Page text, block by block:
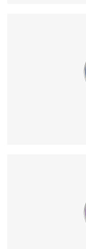
BIJOUMONTRE
certains des
portée de votre
dans une lunette
de diamant.
ce titre, la collection
réminiscence
ailleurs, où que
scintillement des
aux modèles de
Votre montre
vous guidera vers
vous fera voyager «